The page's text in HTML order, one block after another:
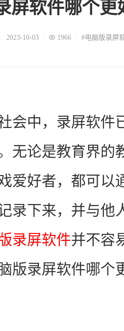
屏软件哪个
2023-10-03 1966 #电脑版录屏
中，录屏软件
无论是教育界的
爱好者，都可以
录下来，并与他
录屏软件并不容
版录屏软件哪个